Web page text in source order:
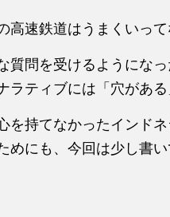
高速鉄道はうまくいっ
質問を受けるようにな
ラティブには「穴がある
を持てなかったインド
めにも、今回は少し書い